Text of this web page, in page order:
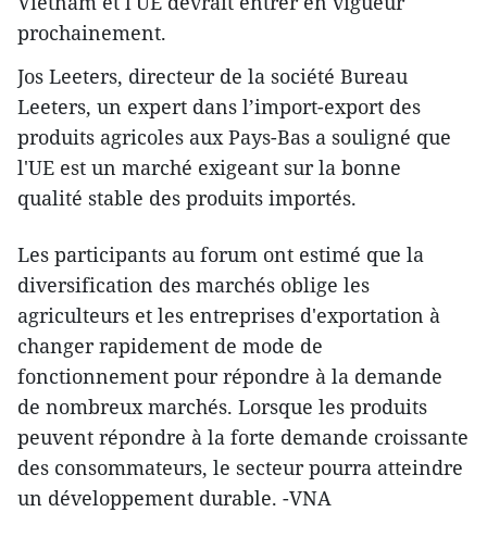
prochainement.
Jos Leeters, directeur de la société Bureau
Leeters, un expert dans l’import-export des
produits agricoles aux Pays-Bas a souligné que
l'UE est un marché exigeant sur la bonne
qualité stable des produits importés.
Les participants au forum ont estimé que la
diversification des marchés oblige les
agriculteurs et les entreprises d'exportation à
changer rapidement de mode de
fonctionnement pour répondre à la demande
de nombreux marchés. Lorsque les produits
peuvent répondre à la forte demande croissante
des consommateurs, le secteur pourra atteindre
un développement durable. -VNA